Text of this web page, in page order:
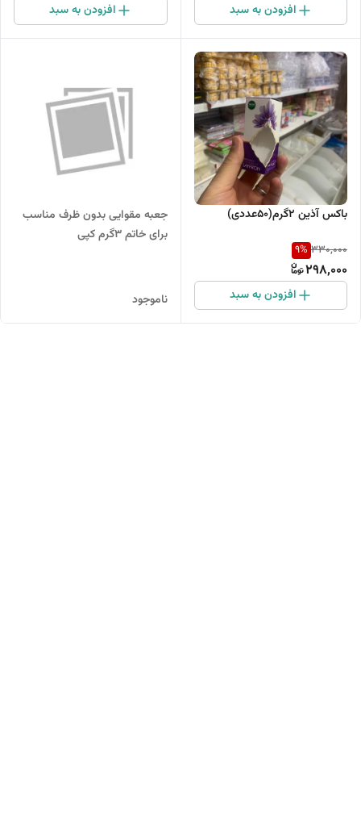
افزودن به سبد افزودن به سبد
باکس آذین 2گرم(50عددی)
330,000
9%
298,000
افزودن به سبد
جعبه مقوایی بدون ظرف مناسب
برای خاتم 3گرم کپی
ناموجود